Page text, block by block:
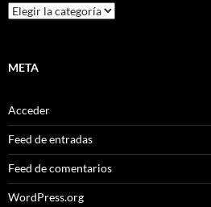
Categorías
META
Acceder
Feed de entradas
Feed de comentarios
WordPress.org